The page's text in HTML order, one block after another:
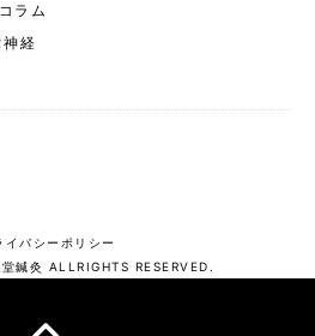
ラム
経
イバシーポリシー
灸 ALLRIGHTS RESERVED.